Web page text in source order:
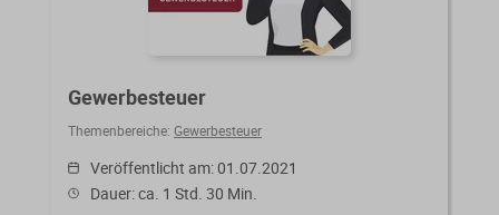
Gewerbesteuer
Themenbereiche: Gewerbesteuer
Veröffentlicht am: 01.07.2021
Dauer: ca. 1 Std. 30 Min.